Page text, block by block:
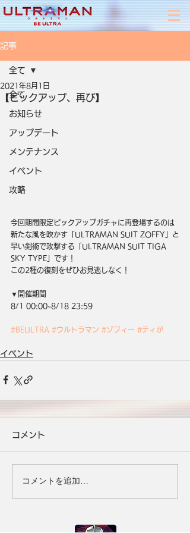
記事
全て
お知らせ
アップデート
メンテナンス
イベント
攻略
全て
【ピックアップ、再び】
2021年8月1日
今回期間限定ピックアップガチャに再登場するのは
新たな風を吹かす「ULTRAMAN SUIT ZOFFY」と
早い剣術で攻撃する「ULTRAMAN SUIT TIGA
SKY TYPE」です！
この2種の復刻をぜひお見逃しなく！
▼開催期間
8/1 00:00~8/18 23:59
#BEULTRA #ウルトラマン #ゾフィー #ティが
イベント
コメント
コメントを追加…